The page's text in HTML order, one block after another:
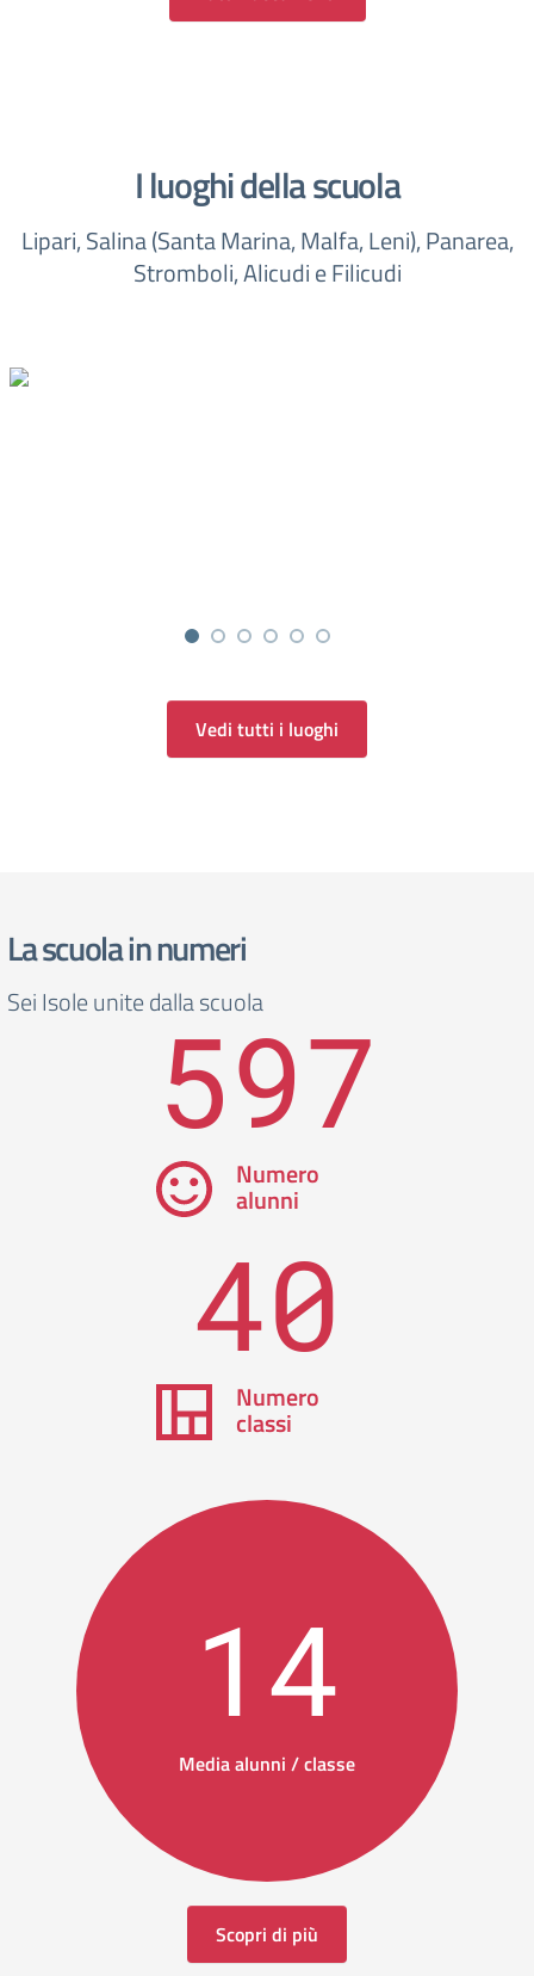
I luoghi della scuola
Lipari, Salina (Santa Marina, Malfa, Leni), Panarea,
Stromboli, Alicudi e Filicudi
Vedi tutti i luoghi
La scuola in numeri
Sei Isole unite dalla scuola597
Numero
alunni
40
Numero
classi
14
Media alunni / classe
Scopri di più